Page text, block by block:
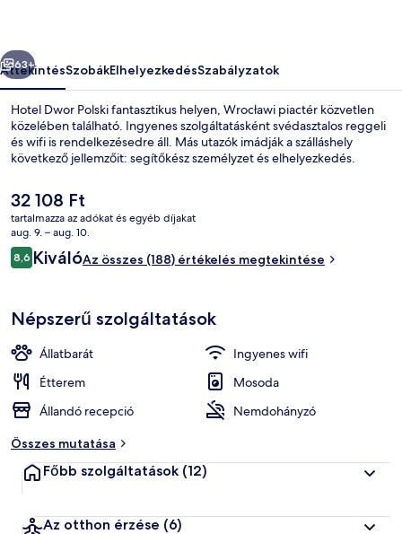
Külső rész
Következő
63+
ÁttekintésSzobákElhelyezkedésSzabályzatok
Hotel Dwor Polski fantasztikus helyen, Wrocławi piactér közvetlen
közelében található. Ingyenes szolgáltatásként svédasztalos reggeli
és wifi is rendelkezésedre áll. Más utazók imádják a szálláshely
következő jellemzőit: segítőkész személyzet és elhelyezkedés.
A
jelenlegi
ár
32 108 Ft
32 108 Ft
tartalmazza az adókat és egyéb díjakat
aug. 9. – aug. 10.
Értékelések
8,68,6 ennyiből: 10
KiválóAz összes (188) értékelés megtekintése
Népszerű szolgáltatások
Állatbarát
Ingyenes wifi
Étterem
Mosoda
Állandó recepció
Nemdohányzó
Összes mutatása
Főbb szolgáltatások (12)
Az otthon érzése (6)